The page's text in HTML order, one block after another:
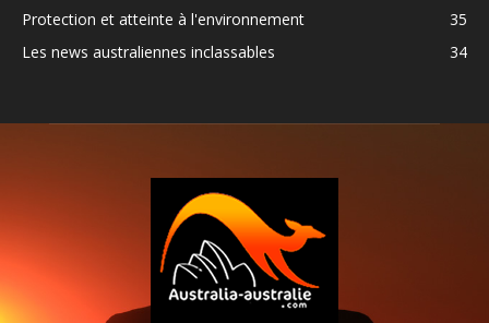
Protection et atteinte à l'environnement
35
Les news australiennes inclassables
34